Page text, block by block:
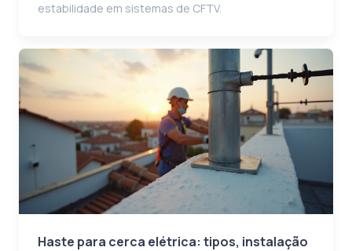
estabilidade em sistemas de CFTV.
Haste para cerca elétrica: tipos, instalação